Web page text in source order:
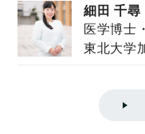
細田 千尋
医学博士
東北大学